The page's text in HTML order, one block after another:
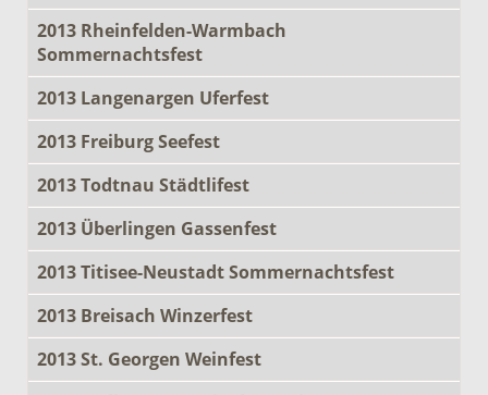
2013 Rheinfelden-Warmbach
Sommernachtsfest
2013 Langenargen Uferfest
2013 Freiburg Seefest
2013 Todtnau Städtlifest
2013 Überlingen Gassenfest
2013 Titisee-Neustadt Sommernachtsfest
2013 Breisach Winzerfest
2013 St. Georgen Weinfest